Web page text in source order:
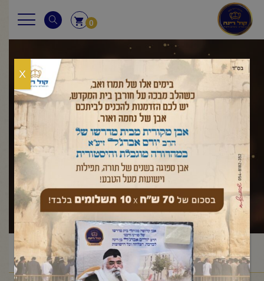
0
שאלות ותשובות
ראשי/שאלות ותשובות/ שבת,מוקצה/ האם מותר להזיז ספרי
קודש ללא שום צורך?
X